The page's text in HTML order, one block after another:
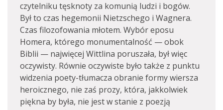
czytelniku tęsknoty za komunią ludzi i bogów.
Był to czas hegemonii Nietzschego i Wagnera.
Czas filozofowania młotem. Wybór eposu
Homera, którego monumentalność — obok
Biblii — najwięcej Wittlina poruszała, był więc
oczywisty. Równie oczywiste było także z punktu
widzenia poety-tłumacza obranie formy wiersza
heroicznego, nie zaś prozy, która, jakkolwiek
piękna by była, nie jest w stanie z poezją